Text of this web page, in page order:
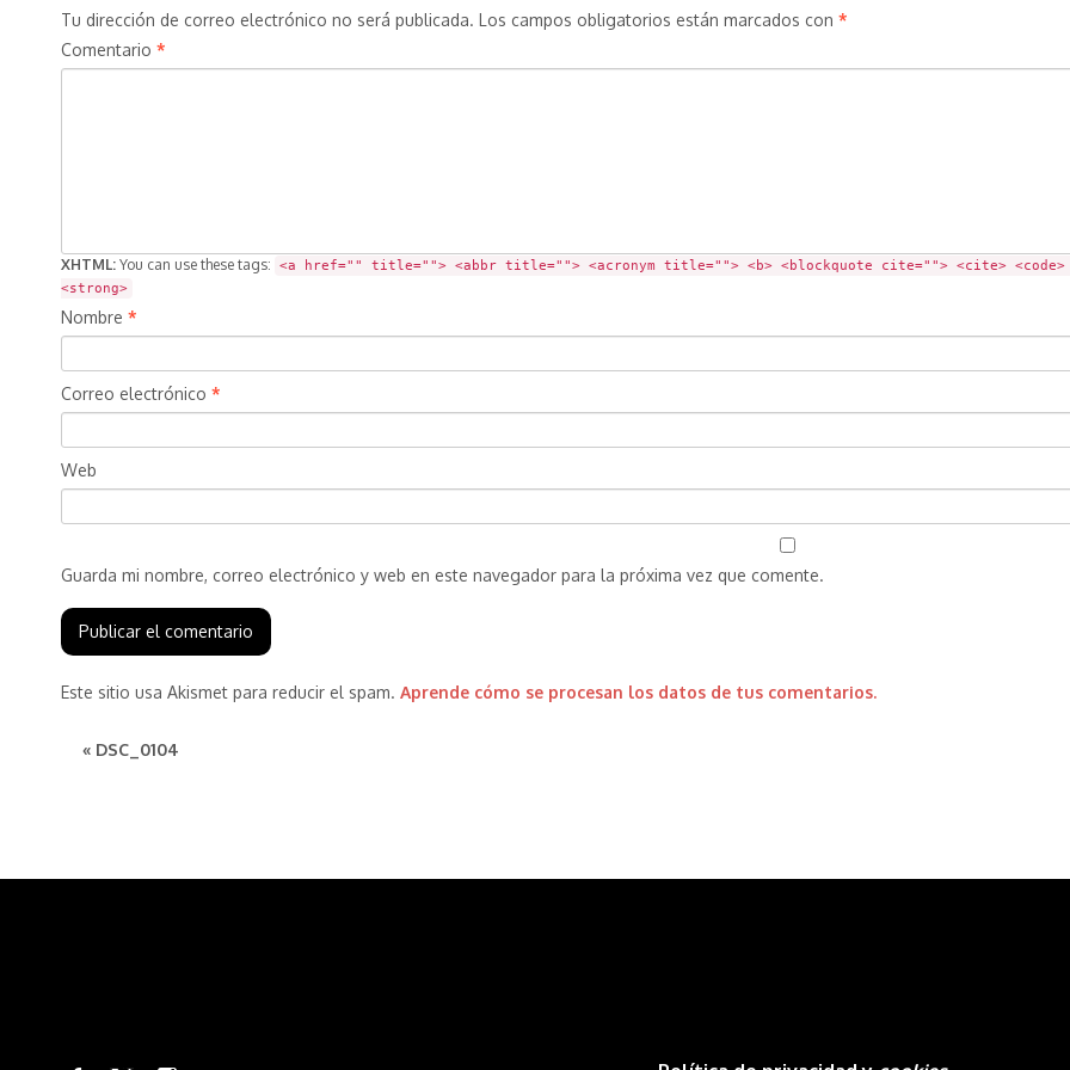
Tu dirección de correo electrónico no será publicada. Los campos obligatorios están marcados con *
Comentario *
XHTML: You can use these tags:
<a href="" title=""> <abbr title=""> <acronym title=""> <b> <blockquote cite=""> <cite> <code>
<strong>
Nombre *
Correo electrónico *
Web
Guarda mi nombre, correo electrónico y web en este navegador para la próxima vez que comente.
Este sitio usa Akismet para reducir el spam. Aprende cómo se procesan los datos de tus comentarios.
« DSC_0104